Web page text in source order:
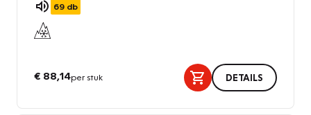
69 db
€ 88,14per stuk DETAILS